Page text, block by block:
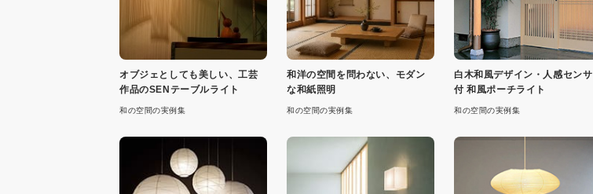
オブジェとしても美しい、工芸
作品のSENテーブルライト
和の空間の実例集
和洋の空間を問わない、モダン
な和紙照明
和の空間の実例集
白木和風デザイン・人感センサ
付 和風ポーチライト
和の空間の実例集